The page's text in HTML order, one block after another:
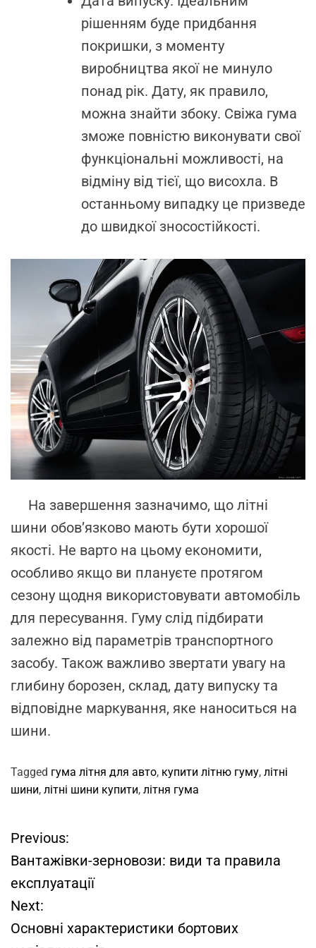
рішенням буде придбання
покришки, з моменту
виробництва якої не минуло
понад рік. Дату, як правило,
можна знайти збоку. Свіжа гума
зможе повністю виконувати свої
функціональні можливості, на
відміну від тієї, що висохла. В
останньому випадку це призведе
до швидкої зносостійкості.
На завершення зазначимо, що літні
шини обов’язково мають бути хорошої
якості. Не варто на цьому економити,
особливо якщо ви плануєте протягом
сезону щодня використовувати автомобіль
для пересування. Гуму слід підбирати
залежно від параметрів транспортного
засобу. Також важливо звертати увагу на
глибину борозен, склад, дату випуску та
відповідне маркування, яке наноситься на
шини.
Tagged гума літня для авто, купити літню гуму, літні
шини, літні шини купити, літня гума
Н
а
в
Previous:
Вантажівки-зерновози: види та правила
експлуатації
Next:
Основні характеристики бортових